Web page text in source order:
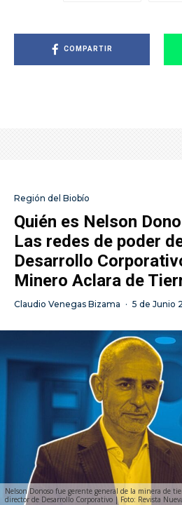
COMPARTIR
Región del Biobío
Quién es Nelson
Las redes de poder
Desarrollo
Minero Aclara de
Claudio Venegas Bizama · 5 de Junio
Nelson Donoso fue gerente general de la minera de
director de Desarrollo Corporativo | Foto: Revista